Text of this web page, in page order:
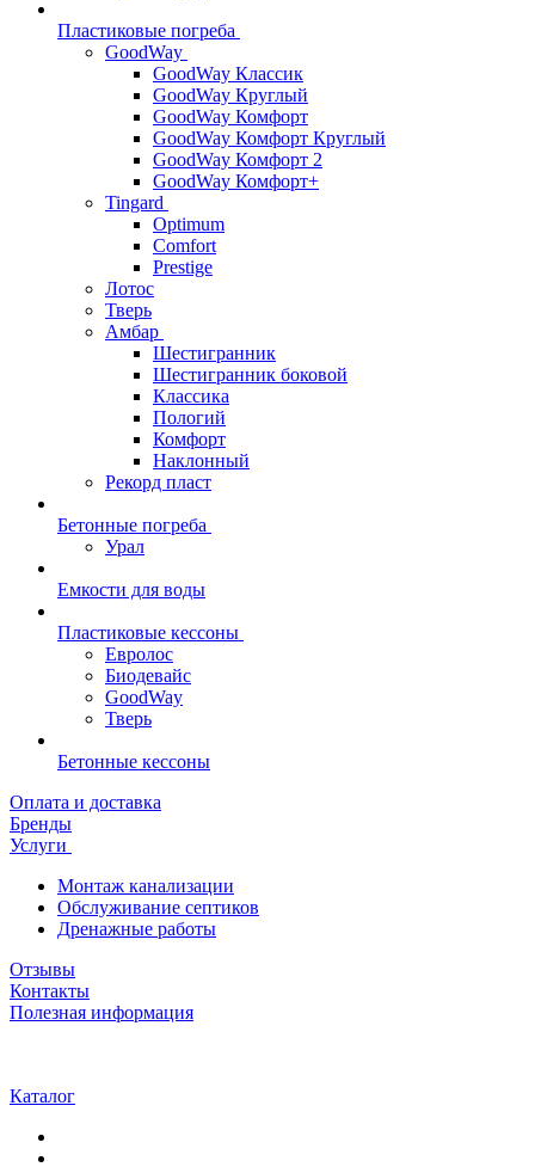
Пластиковые погреба
GoodWay
GoodWay Классик
GoodWay Круглый
GoodWay Комфорт
GoodWay Комфорт Круглый
GoodWay Комфорт 2
GoodWay Комфорт+
Tingard
Optimum
Comfort
Prestige
Лотос
Тверь
Амбар
Шестигранник
Шестигранник боковой
Классика
Пологий
Комфорт
Наклонный
Рекорд пласт
Бетонные погреба
Урал
Емкости для воды
Пластиковые кессоны
Евролос
Биодевайс
GoodWay
Тверь
Бетонные кессоны
Оплата и доставка
Бренды
Услуги
Монтаж канализации
Обслуживание септиков
Дренажные работы
Отзывы
Контакты
Полезная информация
Каталог